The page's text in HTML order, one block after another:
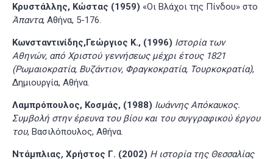
Κρυστάλλης, Κώστας (1959) «Οι Βλάχοι της Πίνδου» στο
Άπαντα, Αθήνα, 5-176.
Κωνσταντινίδης,Γεώργιος Κ., (1996) Ιστορία των
Αθηνών, από Χριστού γεννήσεως μέχρι έτους 1821
(Ρωμαιοκρατία, Βυζάντιον, Φραγκοκρατία, Τουρκοκρατία),
Δημιουργία, Αθήνα.
Λαμπρόπουλος, Κοσμάς, (1988) Ιωάννης Απόκαυκος.
Συμβολή στην έρευνα του βίου και του συγγραφικού έργου
του, Βασιλόπουλος, Αθήνα.
Ντάμπλιας, Χρήστος Γ. (2002) Η ιστορία της Θεσσαλίας